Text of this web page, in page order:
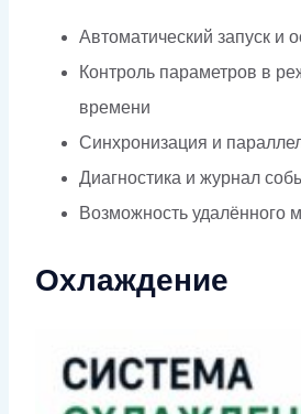
Автоматический запуск и
Контроль параметров в
времени
Синхронизация и
Диагностика и журнал
Возможность удалённого
Охлаждение